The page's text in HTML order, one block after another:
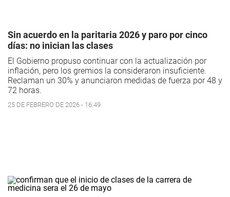
Sin acuerdo en la paritaria 2026 y paro por cinco
días: no inician las clases
El Gobierno propuso continuar con la actualización por
inflación, pero los gremios la consideraron insuficiente.
Reclaman un 30% y anunciaron medidas de fuerza por 48 y
72 horas.
25 DE FEBRERO DE 2026 - 16:49